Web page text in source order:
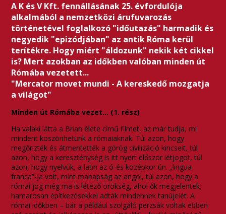
A K és V Kft. fennállásának 25. évfordulója
alkalmából a nemzetközi árufuvarozás
történetével foglalkozó "időutazás" harmadik és
negyedik "epizódjában" az antik Róma kerül
terítékre. Hogy miért "áldozunk" nekik két cikkel
is? Mert azokban az időkben valóban minden út
Rómába vezetett...
"Mercator movet mundi - A kereskedő mozgatja
a világot"
Minden út Rómába vezet… (1. rész)
Ha valaki látta a Brian élete című filmet, az már tudja, mi
mindent köszönhetünk a rómaiaknak. Túl azon, hogy
megőrizték és átmentették a görög civilizáció kincseit, túl
azon, hogy a kereszténység is itt nyert először létjogot, túl
azon, hogy nyelvük, a latin az ó-és középkor ún. „lingua
franca”-ja volt, mint manapság az angol, túl azon, hogy a
római jog még ma is létező örökség, ahol ők megjelentek,
hamarosan építkezésekkel adták mindennek tanújelét. A
római időkben – bár a például szolgáló perzsák voltak ebben